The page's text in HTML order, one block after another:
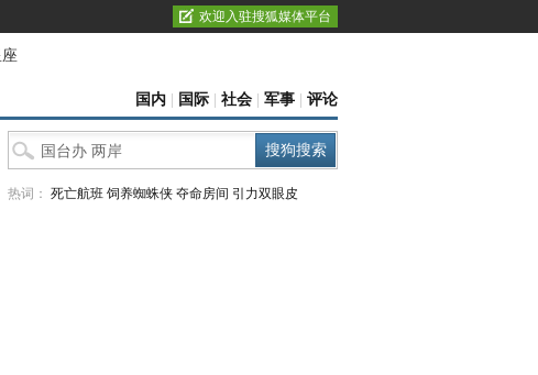
欢迎入驻搜狐媒体平台
国内 国际 社会 军事 评论
热词： 死亡航班 饲养蜘蛛侠 夺命房间 引力双眼皮